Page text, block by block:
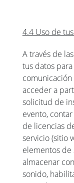
4.4 Uso de
A través de
tus datos
acceder a
solicitud de
evento,
de licencias
servicio (sitio
elementos de
almacenar
sonido,